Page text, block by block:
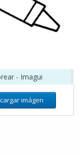
- Imagui
imágen